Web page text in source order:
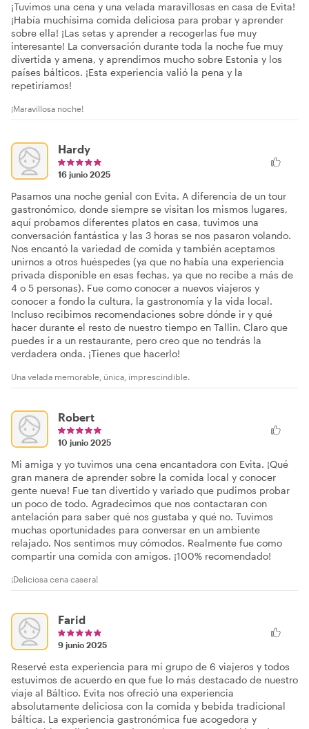
¡Tuvimos una cena y una velada maravillosas en casa de Evita!
¡Había muchísima comida deliciosa para probar y aprender
sobre ella! ¡Las setas y aprender a recogerlas fue muy
interesante! La conversación durante toda la noche fue muy
divertida y amena, y aprendimos mucho sobre Estonia y los
países bálticos. ¡Esta experiencia valió la pena y la
repetiríamos!
¡Maravillosa noche!
Hardy
16 junio 2025
Pasamos una noche genial con Evita. A diferencia de un tour
gastronómico, donde siempre se visitan los mismos lugares,
aquí probamos diferentes platos en casa, tuvimos una
conversación fantástica y las 3 horas se nos pasaron volando.
Nos encantó la variedad de comida y también aceptamos
unirnos a otros huéspedes (ya que no había una experiencia
privada disponible en esas fechas, ya que no recibe a más de
4 o 5 personas). Fue como conocer a nuevos viajeros y
conocer a fondo la cultura, la gastronomía y la vida local.
Incluso recibimos recomendaciones sobre dónde ir y qué
hacer durante el resto de nuestro tiempo en Tallin. Claro que
puedes ir a un restaurante, pero creo que no tendrás la
verdadera onda. ¡Tienes que hacerlo!
Una velada memorable, única, imprescindible.
Robert
10 junio 2025
Mi amiga y yo tuvimos una cena encantadora con Evita. ¡Qué
gran manera de aprender sobre la comida local y conocer
gente nueva! Fue tan divertido y variado que pudimos probar
un poco de todo. Agradecimos que nos contactaran con
antelación para saber qué nos gustaba y qué no. Tuvimos
muchas oportunidades para conversar en un ambiente
relajado. Nos sentimos muy cómodos. Realmente fue como
compartir una comida con amigos. ¡100% recomendado!
¡Deliciosa cena casera!
Farid
9 junio 2025
Reservé esta experiencia para mi grupo de 6 viajeros y todos
estuvimos de acuerdo en que fue lo más destacado de nuestro
viaje al Báltico. Evita nos ofreció una experiencia
absolutamente deliciosa con la comida y bebida tradicional
báltica. La experiencia gastronómica fue acogedora y